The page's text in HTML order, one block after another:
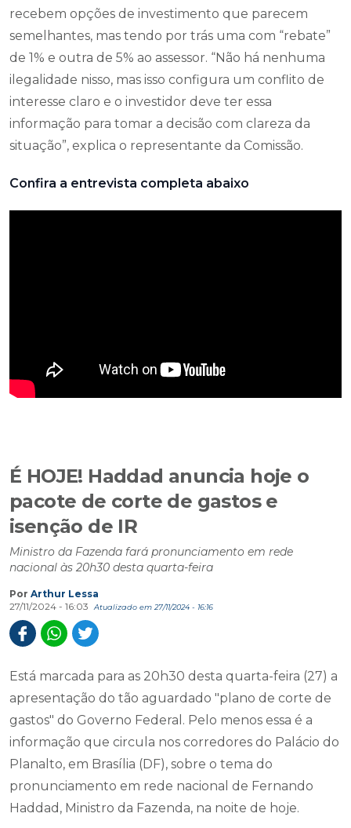
recebem opções de investimento que parecem
semelhantes, mas tendo por trás uma com “rebate”
de 1% e outra de 5% ao assessor. “Não há nenhuma
ilegalidade nisso, mas isso configura um conflito de
interesse claro e o investidor deve ter essa
informação para tomar a decisão com clareza da
situação”, explica o representante da Comissão.
Confira a entrevista completa abaixo
É HOJE! Haddad anuncia hoje o
pacote de corte de gastos e
isenção de IR
Ministro da Fazenda fará pronunciamento em rede
nacional às 20h30 desta quarta-feira
Por Arthur Lessa
27/11/2024 - 16:03
Atualizado em 27/11/2024 - 16:16
Está marcada para as 20h30 desta quarta-feira (27) a
apresentação do tão aguardado "plano de corte de
gastos" do Governo Federal. Pelo menos essa é a
informação que circula nos corredores do Palácio do
Planalto, em Brasília (DF), sobre o tema do
pronunciamento em rede nacional de Fernando
Haddad, Ministro da Fazenda, na noite de hoje.